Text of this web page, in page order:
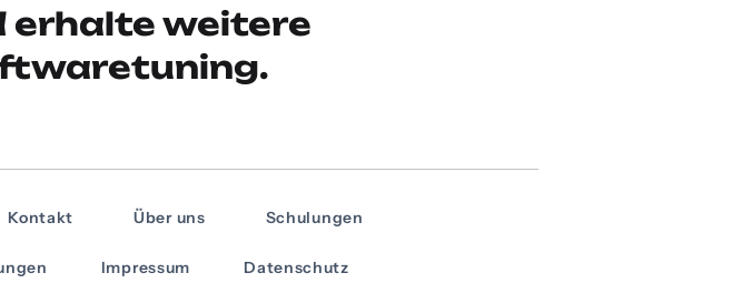
erhalte weitere
Kontakt Über uns Schulungen
Impressum Datenschutz